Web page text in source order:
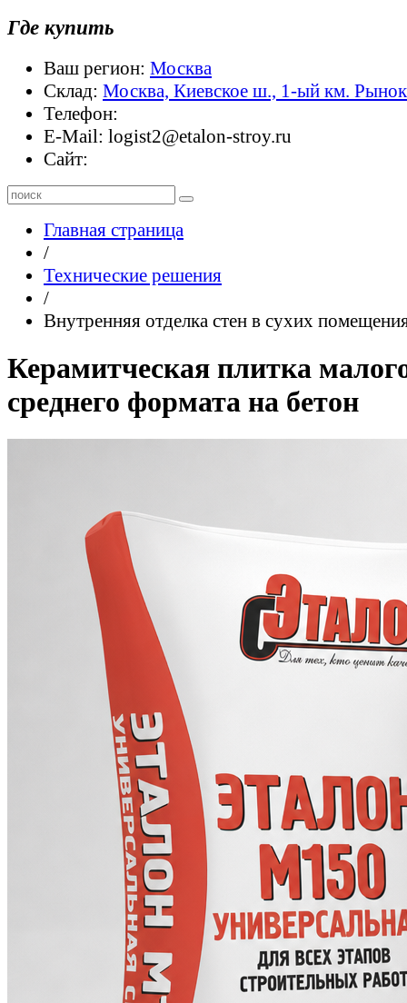
Где купить
Ваш регион: Москва
Склад: Москва, Киевское ш., 1-ый км.
Телефон:
E-Mail: logist2@etalon-stroy.ru
Сайт:
Главная страница
/
Технические решения
/
Внутренняя отделка стен в сухих
Керамитческая плитка
среднего формата на бетон